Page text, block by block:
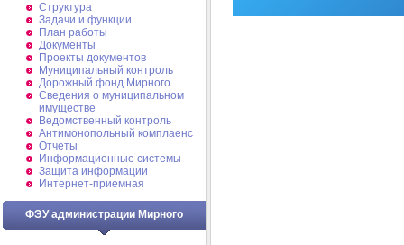
Структура
Задачи и функции
План работы
Документы
Проекты документов
Муниципальный контроль
Дорожный фонд Мирного
Cведения о муниципальном
имуществе
Ведомственный контроль
Антимонопольный комплаенс
Отчеты
Информационные системы
Защита информации
Интернет-приемная
ФЭУ администрации Мирного